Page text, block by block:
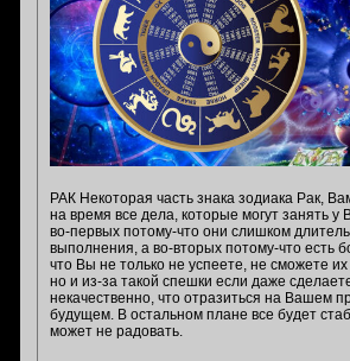
РАК Некоторая часть знака зодиака Рак,
на время все дела, которые могут занять у
во-первых потому-что они слишком
выполнения, а во-вторых потому-что есть
что Вы не только не успеете, не сможете их
но и из-за такой спешки если даже
некачественно, что отразиться на Вашем
будущем. В остальном плане все будет
может не радовать.